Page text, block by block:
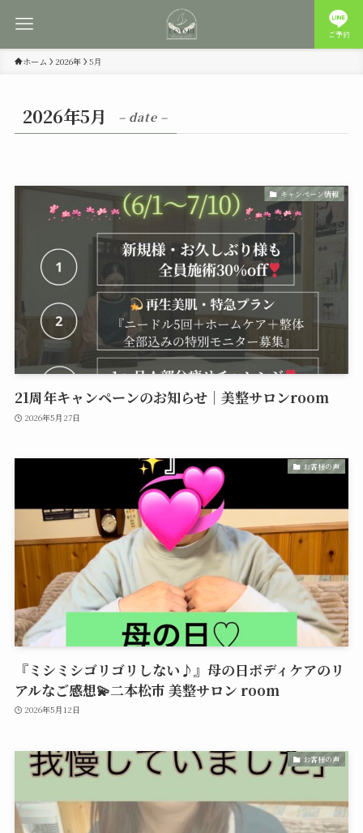
ご予約
ホーム 2026年 5月
2026年5月 – date –
キャンペーン情報
21周年キャンペーンのお知らせ｜美整サロンroom
2026年5月27日
お客様の声
『ミシミシゴリゴリしない♪』母の日ボディケアのリ
アルなご感想💫二本松市 美整サロン room
2026年5月12日
お客様の声